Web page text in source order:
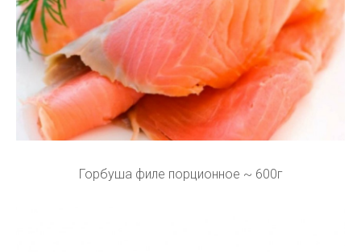
Горбуша филе порционное ~ 600г